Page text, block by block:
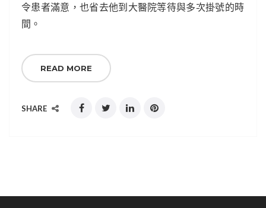
令患者滿意，也省去他到大醫院等待與多次掛號的時
間。
READ MORE
SHARE